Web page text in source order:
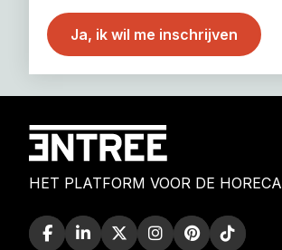
HET PLATFORM VOOR DE HORECA